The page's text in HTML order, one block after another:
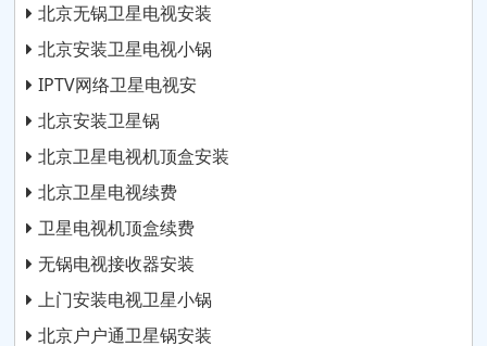
北京无锅卫星电视安装
北京安装卫星电视小锅
IPTV网络卫星电视安
北京安装卫星锅
北京卫星电视机顶盒安装
北京卫星电视续费
卫星电视机顶盒续费
无锅电视接收器安装
上门安装电视卫星小锅
北京户户通卫星锅安装